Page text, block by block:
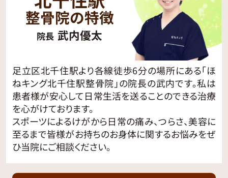
整骨院の特徴
院長 武内優太
足立区北千住駅より各線徒歩6分の場所にある「ほ
ねキング北千住駅整骨院」の院長の武内です。私は
患者様が安心して日常生活を送ることのできる治療
を心がけております。
スポーツによるけがから日常の痛み、つらさ、美容に
至るまで皆様がお持ちのお身体に関するお悩みをぜ
ひ当院にご相談ください。